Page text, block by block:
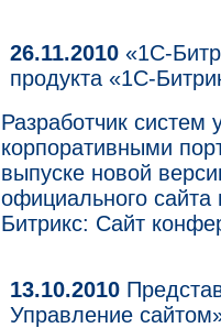
26.11.2010 «1С-
продукта «1С-
Разработчик систем
корпоративными
выпуске новой
официального
Битрикс: Сайт
13.10.2010
Управление